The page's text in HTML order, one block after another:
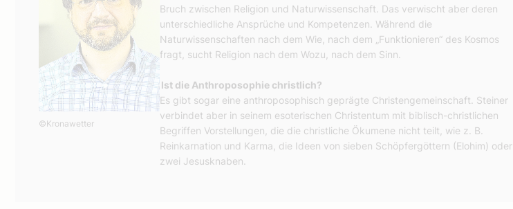
©Kronawetter
Bruch zwischen Religion und Naturwissenschaft. Das verwischt aber deren
unterschiedliche Ansprüche und Kompetenzen. Während die
Naturwissenschaften nach dem Wie, nach dem „Funktionieren“ des Kosmos
fragt, sucht Religion nach dem Wozu, nach dem Sinn.
Ist die Anthroposophie christlich?
Es gibt sogar eine anthroposophisch geprägte Christengemeinschaft. Steiner
verbindet aber in seinem esoterischen Christentum mit biblisch-christlichen
Begriffen Vorstellungen, die die christliche Ökumene nicht teilt, wie z. B.
Reinkarnation und Karma, die Ideen von sieben Schöpfergöttern (Elohim) oder
zwei Jesusknaben.